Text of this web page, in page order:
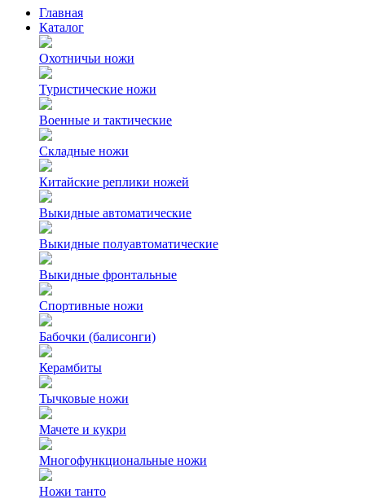
Главная
Каталог
Охотничьи ножи
Туристические ножи
Военные и тактические
Складные ножи
Китайские реплики ножей
Выкидные автоматические
Выкидные полуавтоматические
Выкидные фронтальные
Спортивные ножи
Бабочки (балисонги)
Керамбиты
Тычковые ножи
Мачете и кукри
Многофункциональные ножи
Ножи танто